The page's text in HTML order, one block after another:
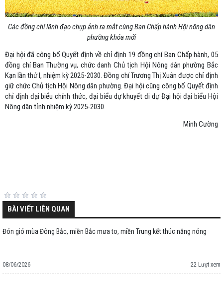
Các đồng chí lãnh đạo chụp ảnh ra mắt cùng Ban Chấp hành Hội nông dân
phường khóa mới
Đại hội đã công bố Quyết định về chỉ định 19 đồng chí Ban Chấp hành, 05
đồng chí Ban Thường vụ, chức danh Chủ tịch Hội Nông dân phường Bắc
Kạn lần thứ I, nhiệm kỳ 2025-2030. Đồng chí Trương Thị Xuân được chỉ định
giữ chức Chủ tịch Hội Nông dân phường. Đại hội cũng công bố Quyết định
chỉ định đại biểu chính thức, đại biểu dự khuyết đi dự Đại hội đại biểu Hội
Nông dân tỉnh nhiệm kỳ 2025-2030.
Minh Cường
BÀI VIẾT LIÊN QUAN
Đón gió mùa Đông Bắc, miền Bắc mưa to, miền Trung kết thúc nắng nóng
08/06/2026 22 Lượt xem